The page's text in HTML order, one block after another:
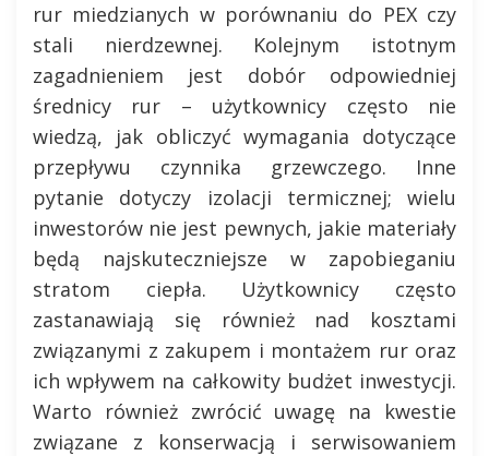
rur miedzianych w porównaniu do PEX czy
stali nierdzewnej. Kolejnym istotnym
zagadnieniem jest dobór odpowiedniej
średnicy rur – użytkownicy często nie
wiedzą, jak obliczyć wymagania dotyczące
przepływu czynnika grzewczego. Inne
pytanie dotyczy izolacji termicznej; wielu
inwestorów nie jest pewnych, jakie materiały
będą najskuteczniejsze w zapobieganiu
stratom ciepła. Użytkownicy często
zastanawiają się również nad kosztami
związanymi z zakupem i montażem rur oraz
ich wpływem na całkowity budżet inwestycji.
Warto również zwrócić uwagę na kwestie
związane z konserwacją i serwisowaniem